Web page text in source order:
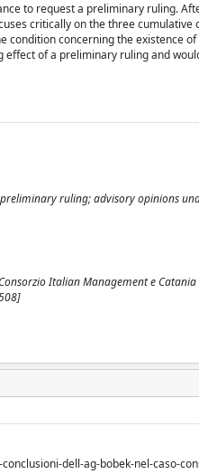
to request a preliminary ruling.
critically on the three cumulative
concerning the existence
of a preliminary ruling and
ruling; advisory opinions
Italian Management e
dell-ag-bobek-nel-caso-